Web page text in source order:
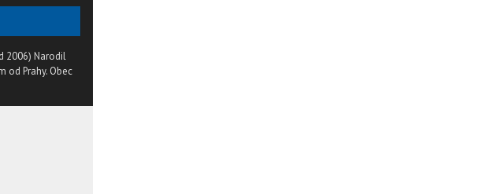
2006) Narodil
od Prahy. Obec